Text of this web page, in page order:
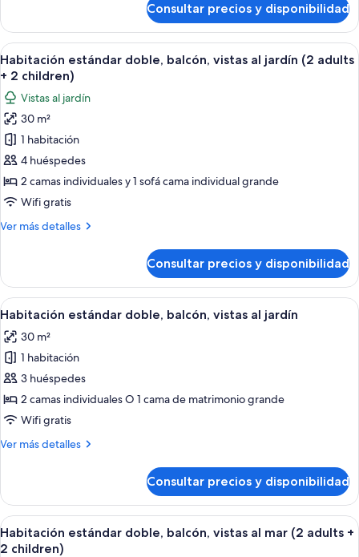
jardín
(Superior
2
adults
+
2
children)
familiar,
habitaciones
comunicadas,
vistas
jardín
(Superior
2
adults
+
children)
Consultar precios y disponibilidad
Abrir
todas
las
fotos
de
Habitación
estándar
doble,
balcón,
al
adults
+
2
children)
Habitación de hotel con una cama
4
Habitación estándar doble, balcón, vistas al jardín (2 adults
+ 2 children)
Vistas al jardín
30 m²
1 habitación
4 huéspedes
2 camas individuales y 1 sofá cama individual grande
Wifi gratis
Ver más detalles
Más
estándar
doble,
balcón,
al
jardín
(2
adults
+
2
children)
Consultar precios y disponibilidad
Abrir
todas
las
fotos
de
Habitación
estándar
balcón,
jardín
Habitación de hotel con una cama
4
Habitación estándar doble, balcón, vistas al jardín
30 m²
1 habitación
3 huéspedes
2 camas individuales O 1 cama de matrimonio grande
Wifi gratis
Ver más detalles
Más
estándar
doble,
balcón,
vistas
Consultar precios y disponibilidad
Abrir
todas
2
Habitación estándar doble, balcón, vistas al mar (2 adults +
2 children)